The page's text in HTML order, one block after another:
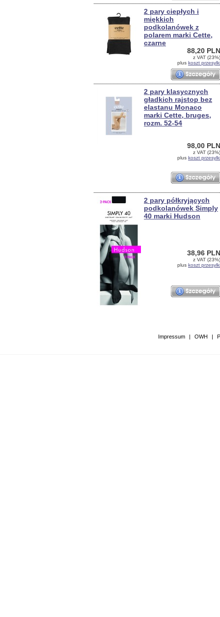
2 pary ciepłych i
miękkich
podkolanówek z
polarem marki Cette,
czarne
88,20 PLN
z VAT (23%)
plus koszt przesylki
2 pary klasycznych
gładkich rajstop bez
elastanu Monaco
marki Cette, bruges,
rozm. 52-54
98,00 PLN
z VAT (23%)
plus koszt przesylki
2 pary półkryjących
podkolanówek Simply
40 marki Hudson
38,96 PLN
z VAT (23%)
plus koszt przesylki
Impressum | OWH |